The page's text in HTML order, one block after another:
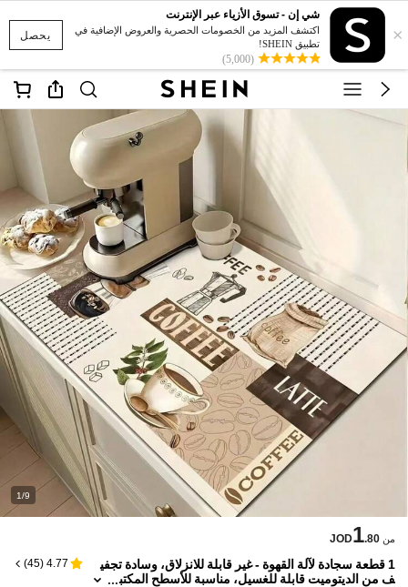
يحصل ×
شي إن - تسوق الأزياء عبر الإنترنت
اكتشف المزيد من الخصومات الحصرية والعروض الإضافية في
تطبيق SHEIN!
(5,000)
1/9
من JOD1.80
1 قطعة سجادة لآلة القهوة - غير قابلة للانزلاق، وسادة تجفي
ف من الديتوميت قابلة للغسيل، مناسبة للأسطح المكتب
4.77
(
45
)